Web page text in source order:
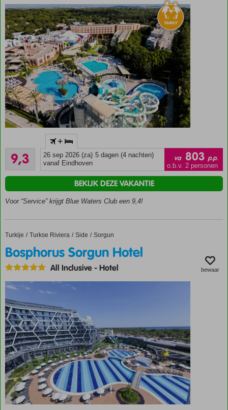
oud
het
strand
Meerdere
met
Spa
Center
9,3
Uitstekend
47
beoordelingen
+
26 sep 2026 (za) 5 dagen (4 nachten)
vanaf Eindhoven
va 803 p.p.
o.b.v. 2 personen
Voor “Service” krijgt Blue Waters Club een 9,4!
BEKIJK DEZE VAKANTIE
Home
Turkije Turkse Riviera Side Sorgun
Bosphorus Sorgun Hotel
Bosphorus Sorgun Hotel
All Inclusive-Hotel bewaar